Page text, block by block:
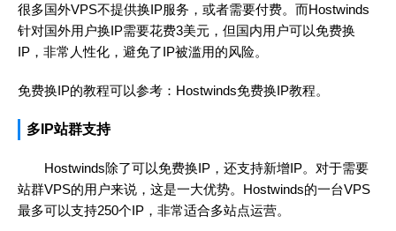
很多国外VPS不提供换IP服务，或者需要付费。而Hostwinds
针对国外用户换IP需要花费3美元，但国内用户可以免费换
IP，非常人性化，避免了IP被滥用的风险。
免费换IP的教程可以参考： Hostwinds免费换IP教程。
多IP站群支持
Hostwinds除了可以免费换IP，还支持新增IP。对于需要
站群VPS的用户来说，这是一大优势。Hostwinds的一台VPS
最多可以支持250个IP，非常适合多站点运营。